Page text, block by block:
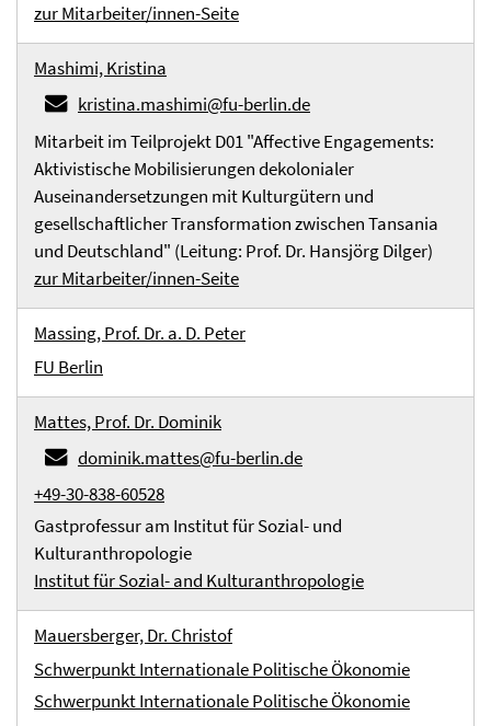
zur Mitarbeiter/innen-Seite
Mashimi, Kristina
kristina.mashimi@fu-berlin.de
Mitarbeit im Teilprojekt D01 "Affective Engagements:
Aktivistische Mobilisierungen dekolonialer
Auseinandersetzungen mit Kulturgütern und
gesellschaftlicher Transformation zwischen Tansania
und Deutschland" (Leitung: Prof. Dr. Hansjörg Dilger)
zur Mitarbeiter/innen-Seite
Massing, Prof. Dr. a. D. Peter
FU Berlin
Mattes, Prof. Dr. Dominik
dominik.mattes@fu-berlin.de
+49-30-838-60528
Gastprofessur am Institut für Sozial- und
Kulturanthropologie
Institut für Sozial- and Kulturanthropologie
Mauersberger, Dr. Christof
Schwerpunkt Internationale Politische Ökonomie
Schwerpunkt Internationale Politische Ökonomie